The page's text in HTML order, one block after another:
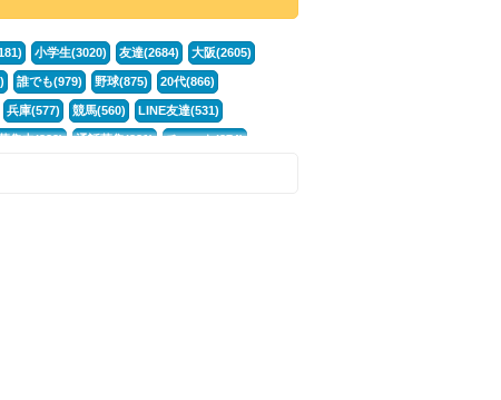
小学生(3020) 友達(2684) 大阪(2605)
誰でも(979) 野球(875) 20代(866)
兵庫(577) 競馬(560) LINE友達(531)
集中(382) 通話募集(381) チャット(374)